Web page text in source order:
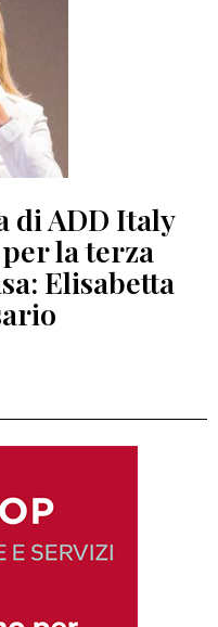
di ADD Italy
la terza
Elisabetta